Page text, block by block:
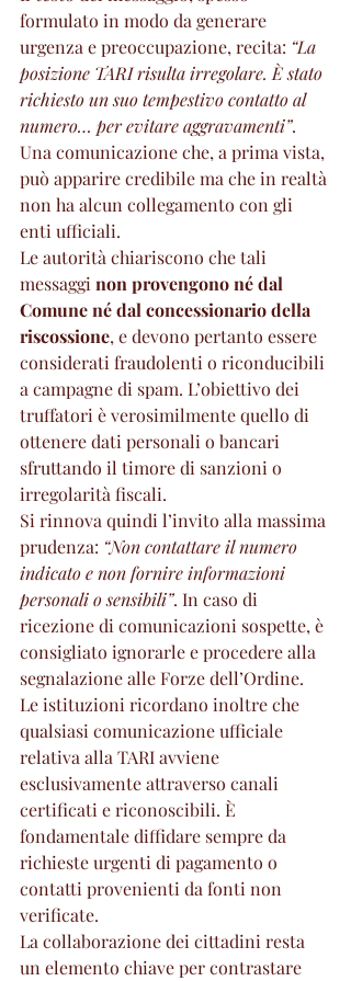
formulato in modo da generare
urgenza e preoccupazione, recita: “La
posizione TARI risulta irregolare. È stato
richiesto un suo tempestivo contatto al
numero… per evitare aggravamenti”.
Una comunicazione che, a prima vista,
può apparire credibile ma che in realtà
non ha alcun collegamento con gli
enti ufficiali.
Le autorità chiariscono che tali
messaggi non provengono né dal
Comune né dal concessionario della
riscossione, e devono pertanto essere
considerati fraudolenti o riconducibili
a campagne di spam. L’obiettivo dei
truffatori è verosimilmente quello di
ottenere dati personali o bancari
sfruttando il timore di sanzioni o
irregolarità fiscali.
Si rinnova quindi l’invito alla massima
prudenza: “Non contattare il numero
indicato e non fornire informazioni
personali o sensibili”. In caso di
ricezione di comunicazioni sospette, è
consigliato ignorarle e procedere alla
segnalazione alle Forze dell’Ordine.
Le istituzioni ricordano inoltre che
qualsiasi comunicazione ufficiale
relativa alla TARI avviene
esclusivamente attraverso canali
certificati e riconoscibili. È
fondamentale diffidare sempre da
richieste urgenti di pagamento o
contatti provenienti da fonti non
verificate.
La collaborazione dei cittadini resta
un elemento chiave per contrastare